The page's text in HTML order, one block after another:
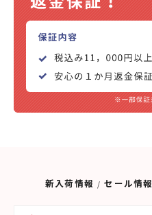
新入荷情報 セール情報